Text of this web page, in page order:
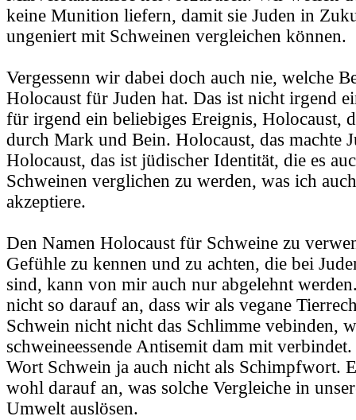
keine Munition liefern, damit sie Juden in
ungeniert mit Schweinen vergleichen können.
Vergessenn wir dabei doch auch nie, welche
Holocaust für Juden hat. Das ist nicht irgend
für irgend ein beliebiges Ereignis, Holocaust,
durch Mark und Bein. Holocaust, das machte
Holocaust, das ist jüdischer Identität, die es
Schweinen verglichen zu werden, was ich
akzeptiere.
Den Namen Holocaust für Schweine zu
Gefühle zu kennen und zu achten, die bei
sind, kann von mir auch nur abgelehnt
nicht so darauf an, dass wir als vegane
Schwein nicht nicht das Schlimme vebinden,
schweineessende Antisemit dam mit
Wort Schwein ja auch nicht als Schimpfwort.
wohl darauf an, was solche Vergleiche in
Umwelt auslösen.